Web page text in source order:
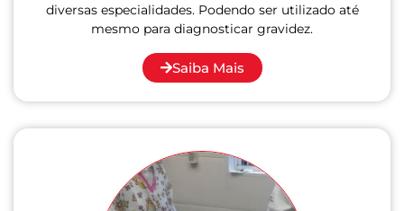
diversas especialidades. Podendo ser utilizado até
mesmo para diagnosticar gravidez.
Saiba Mais